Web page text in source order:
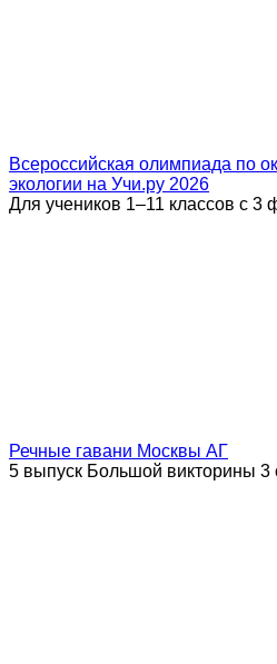
Всероссийская олимпиада по
экологии на Учи.ру 2026
Для учеников 1–11 классов с 3
Речные гавани Москвы АГ
5 выпуск Большой викторины 3